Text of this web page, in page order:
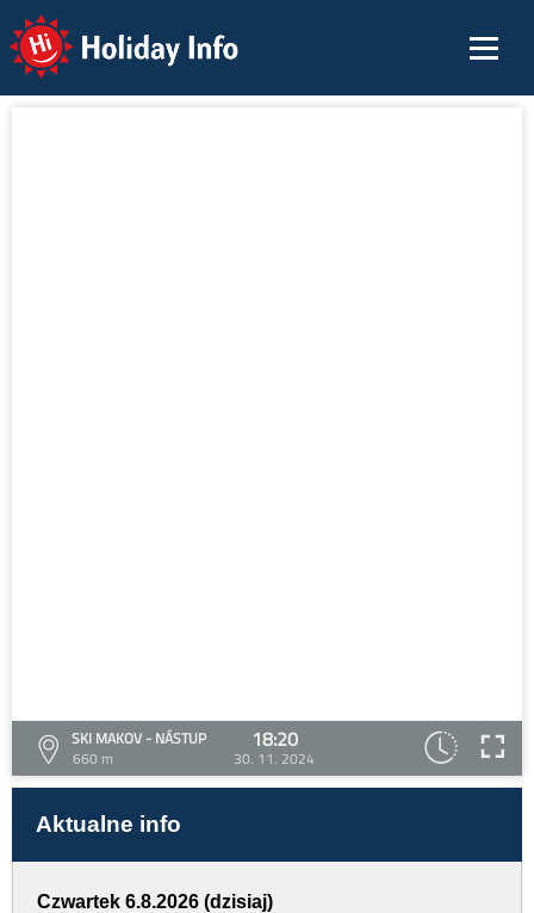
Holiday Info
SKI MAKOV - NÁSTUP
660 m
18:20
30. 11. 2024
Aktualne info
Czwartek 6.8.2026 (dzisiaj)